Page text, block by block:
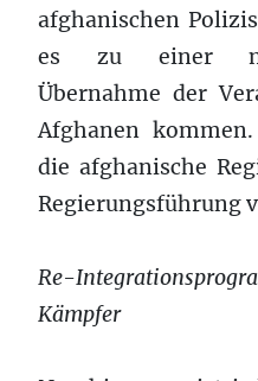
afghanischen
es zu einer
Übernahme der
Afghanen
die afghanische
Regierungsführung
Re-
Kämpfer